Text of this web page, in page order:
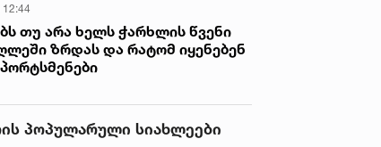
თუ არა ხელს ჭარხლის წვენი
ზრდას და რატომ იყენებენ
პოპულარული სიახლეები